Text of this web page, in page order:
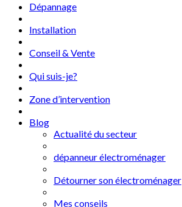
Dépannage
Installation
Conseil & Vente
Qui suis-je?
Zone d’intervention
Blog
Actualité du secteur
dépanneur électroménager
Détourner son électroménager
Mes conseils